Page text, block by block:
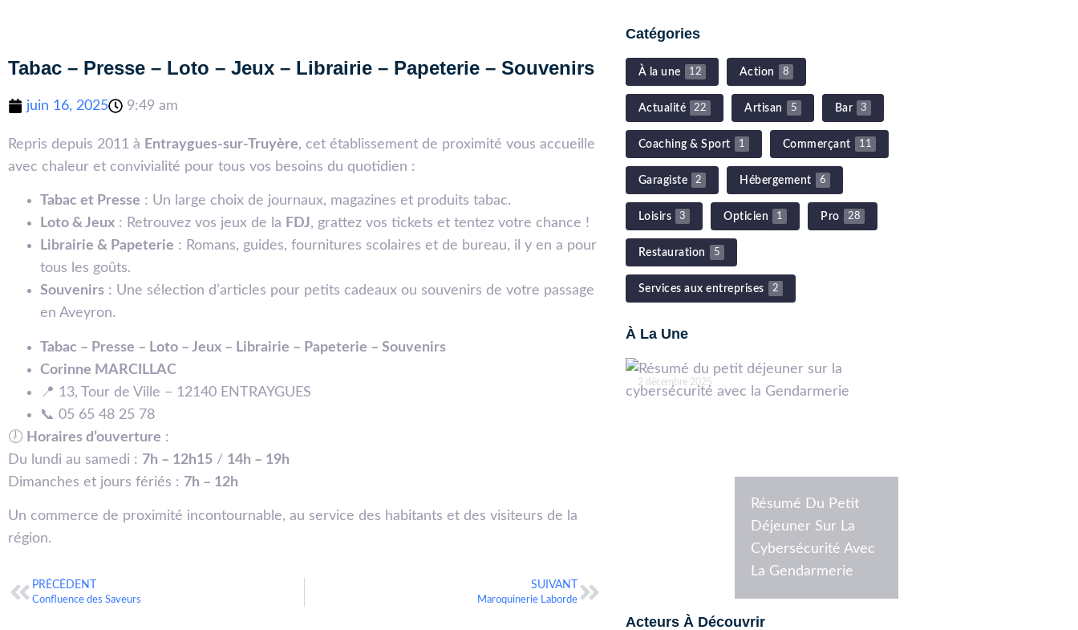
Tabac – Presse – Loto – Jeux – Librairie – Papeterie – Souvenirs
juin 16, 2025 9:49 am
Repris depuis 2011 à Entraygues-sur-Truyère, cet établissement de proximité vous accueille
avec chaleur et convivialité pour tous vos besoins du quotidien :
Tabac et Presse : Un large choix de journaux, magazines et produits tabac.
Loto & Jeux : Retrouvez vos jeux de la FDJ, grattez vos tickets et tentez votre chance !
Librairie & Papeterie : Romans, guides, fournitures scolaires et de bureau, il y en a pour
tous les goûts.
Souvenirs : Une sélection d’articles pour petits cadeaux ou souvenirs de votre passage
en Aveyron.
Tabac – Presse – Loto – Jeux – Librairie – Papeterie – Souvenirs
Corinne MARCILLAC
📍 13, Tour de Ville – 12140 ENTRAYGUES
📞 05 65 48 25 78
🕖 Horaires d’ouverture :
Du lundi au samedi : 7h – 12h15 / 14h – 19h
Dimanches et jours fériés : 7h – 12h
Un commerce de proximité incontournable, au service des habitants et des visiteurs de la
région.
PRÉCÉDENT
Confluence des Saveurs
SUIVANT
Maroquinerie Laborde
Catégories
À la une 12 Action 8
Actualité 22 Artisan 5 Bar 3
Coaching & Sport 1 Commerçant 11
Garagiste 2 Hébergement 6
Loisirs 3 Opticien 1 Pro 28
Restauration 5
Services aux entreprises 2
À La Une
2 décembre 2025
Résumé Du Petit
Déjeuner Sur La
Cybersécurité Avec
La Gendarmerie
Acteurs À Découvrir